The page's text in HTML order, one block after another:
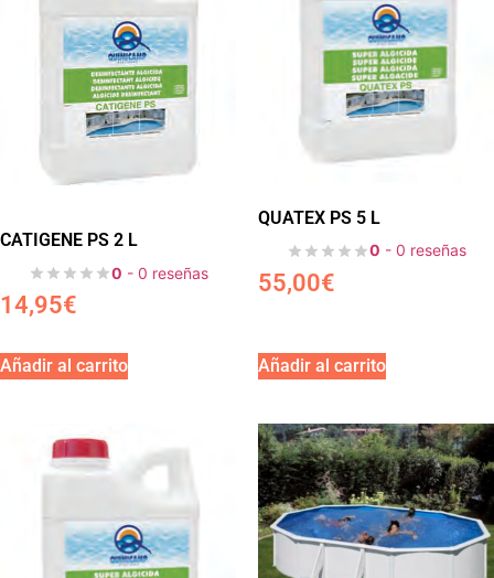
CATIGENE PS 2 L
0 - 0 reseñas
14,95€
Añadir al carrito
QUATEX PS 5 L
0 - 0 reseñas
55,00€
Añadir al carrito